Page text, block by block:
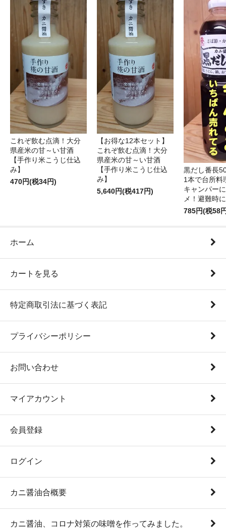
これぞ飲む点滴！大分
県産米の甘～い甘酒
【手作り米こうじ仕込
み】
470円(税34円)
【お得な12本セット】
これぞ飲む点滴！大分
県産米の甘～い甘酒
【手作り米こうじ仕込
み】
5,640円(税417円)
黒だし番長
1本で台所料
キャンパー
メ！避難時
785円(税58
ホーム
カートを見る
特定商取引法に基づく表記
プライバシーポリシー
お問い合わせ
マイアカウント
会員登録
ログイン
カニ醤油合概要
カニ醤油、コロナ対策の味噌を作ってみました。